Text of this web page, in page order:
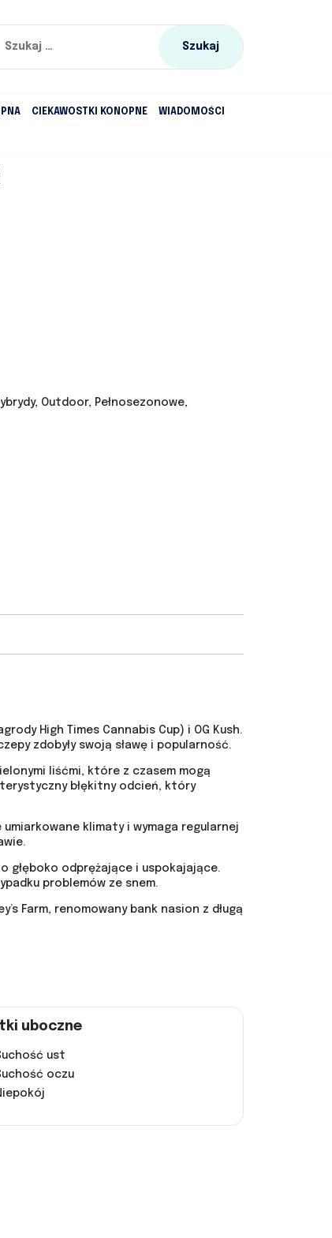
CIEKAWOSTKI KONOPNE WIADOMOŚCI
Outdoor, Pełnosezonowe,
High Times Cannabis Cup) i OG Kush.
zdobyły swoją sławę i popularność.
liśćmi, które z czasem mogą
błękitny odcień, który
klimaty i wymaga regularnej
głęboko odprężające i uspokajające.
problemów ze snem.
Farm, renomowany bank nasion z długą
uboczne
ust
oczu